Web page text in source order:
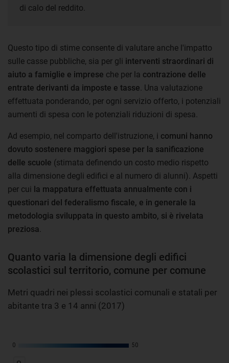
di calo del reddito.
Questo tipo di stime consente di valutare anche l'impatto
sulle casse pubbliche, sia per gli interventi straordinari di
aiuto a famiglie e imprese che per la contrazione delle
entrate derivanti da imposte e tasse. Una valutazione
effettuata ponderando, per ogni servizio offerto, i potenziali
aumenti di spesa con le potenziali riduzioni di spesa.
Ad esempio, nel comparto dell'istruzione, i comuni hanno
dovuto sostenere maggiori spese per la sanificazione
delle scuole (stimata definendo un costo medio rispetto
alla dimensione degli edifici e al numero di alunni). Aspetti
per cui la mappatura effettuata annualmente con i
questionari del federalismo fiscale, e in generale la
metodologia sviluppata in questo ambito, si è rivelata
preziosa.
Quanto varia la dimensione degli edifici
scolastici sul territorio, comune per comune
Metri quadri nei plessi scolastici comunali e statali per
abitante tra 3 e 14 anni (2017)